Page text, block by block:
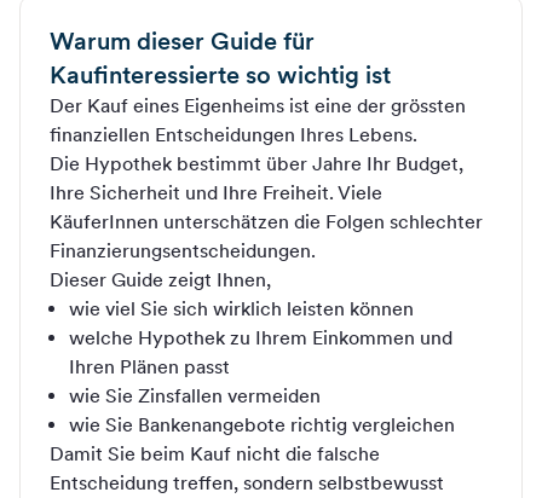
Warum dieser Guide für
Kaufinteressierte so wichtig ist
Der Kauf eines Eigenheims ist eine der grössten
finanziellen Entscheidungen Ihres Lebens.
Die Hypothek bestimmt über Jahre Ihr Budget,
Ihre Sicherheit und Ihre Freiheit. Viele
KäuferInnen unterschätzen die Folgen schlechter
Finanzierungsentscheidungen.
Dieser Guide zeigt Ihnen,
wie viel Sie sich wirklich leisten können
welche Hypothek zu Ihrem Einkommen und
Ihren Plänen passt
wie Sie Zinsfallen vermeiden
wie Sie Bankenangebote richtig vergleichen
Damit Sie beim Kauf nicht die falsche
Entscheidung treffen, sondern selbstbewusst